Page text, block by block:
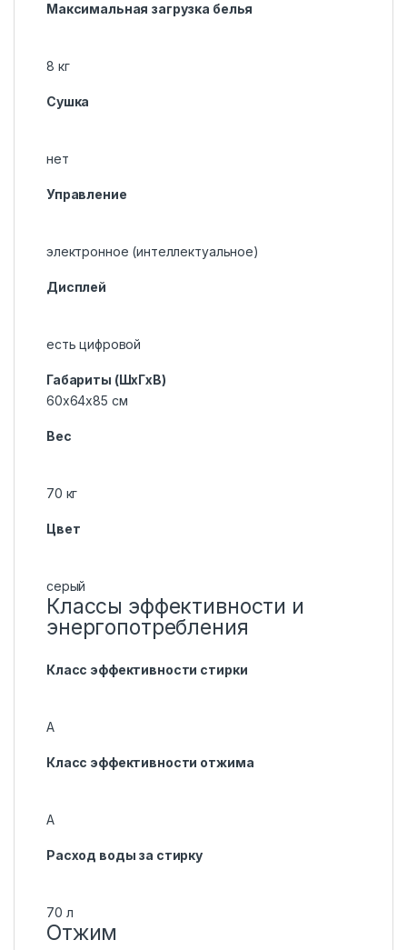
Максимальная загрузка белья
8 кг
Сушка
нет
Управление
электронное (интеллектуальное)
Дисплей
есть цифровой
Габариты (ШxГxВ)
60x64x85 см
Вес
70 кг
Цвет
серый
Классы эффективности и
энергопотребления
Класс эффективности стирки
A
Класс эффективности отжима
A
Расход воды за стирку
70 л
Отжим